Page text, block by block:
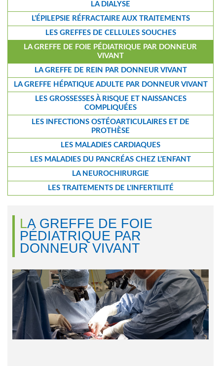
LA DIALYSE
L’ÉPILEPSIE RÉFRACTAIRE AUX TRAITEMENTS
LES GREFFES DE CELLULES SOUCHES
LA GREFFE DE FOIE PÉDIATRIQUE PAR DONNEUR
VIVANT
LA GREFFE DE REIN PAR DONNEUR VIVANT
LA GREFFE HÉPATIQUE ADULTE PAR DONNEUR VIVANT
LES GROSSESSES À RISQUE ET NAISSANCES
COMPLIQUÉES
LES INFECTIONS OSTÉOARTICULAIRES ET DE
PROTHÈSE
LES MALADIES CARDIAQUES
LES MALADIES DU PANCRÉAS CHEZ L’ENFANT
LA NEUROCHIRURGIE
LES TRAITEMENTS DE L'INFERTILITÉ
LA GREFFE DE FOIE
PÉDIATRIQUE PAR
DONNEUR VIVANT